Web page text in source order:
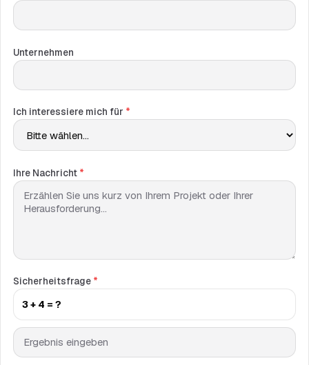
Unternehmen
Ich interessiere mich für *
Ihre Nachricht *
Sicherheitsfrage *
3 + 4 = ?